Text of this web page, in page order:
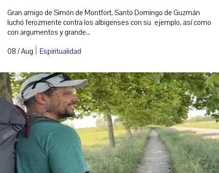
Gran amigo de Simón de Montfort, Santo Domingo de Guzmán
luchó ferozmente contra los albigenses con su ejemplo, así como
con argumentos y grande...
08 / Aug | Espiritualidad